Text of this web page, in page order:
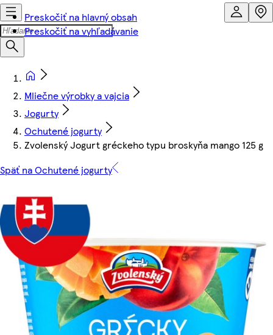
Preskočiť na hlavný obsah
Preskočiť na vyhľadávanie
Mliečne výrobky a vajcia
Jogurty
Ochutené jogurty
Zvolenský Jogurt gréckeho typu broskyňa mango 125 g
Späť na Ochutené jogurty